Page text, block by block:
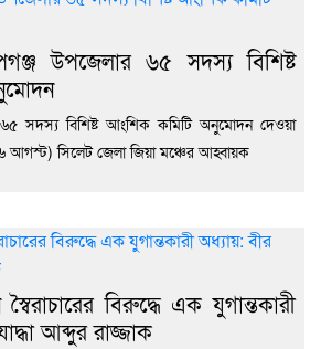
উপজেলার ৬৫ সদস্য বিশিষ্ট
সদস্য বিশিষ্ট আংশিক কমিটি অনুমোদন দেওয়া
আগস্ট) সিলেট জেলা জিয়া মঞ্চের আহ্বায়ক
বিরুদ্ধে এক যুগান্তকারী
আব্দুর রাজ্জাক